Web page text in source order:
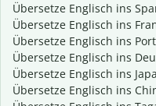
Übersetze Englisch ins
Übersetze Englisch ins
Übersetze Englisch ins
Übersetze Englisch ins
Übersetze Englisch ins
Übersetze Englisch ins